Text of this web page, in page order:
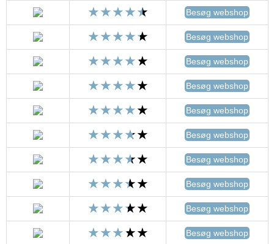
Besøg webshop
Besøg webshop
Besøg webshop
Besøg webshop
Besøg webshop
Besøg webshop
Besøg webshop
Besøg webshop
Besøg webshop
Besøg webshop